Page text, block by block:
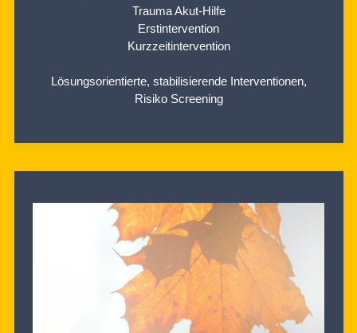
Trauma Akut-Hilfe
Erstintervention
Kurzzeitintervention
Lösungsorientierte, stabilisierende Interventionen,
Risiko Screening